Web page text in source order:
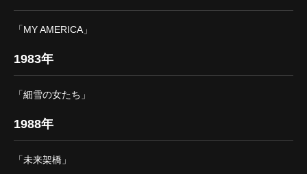
「MY AMERICA」
1983年
「細雪の女たち」
1988年
「未来架橋」